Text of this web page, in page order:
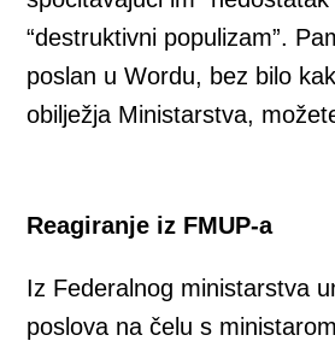
“destruktivni populizam”.
poslan u Wordu, bez bilo
obilježja Ministarstva,
Reagiranje iz FMUP-a
Iz Federalnog ministarstva
poslova na čelu s